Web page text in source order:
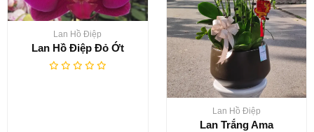
Lan Hồ Điệp
Lan Hồ Điệp Đỏ Ớt
Lan Hồ Điệp
Lan Trắng Ama